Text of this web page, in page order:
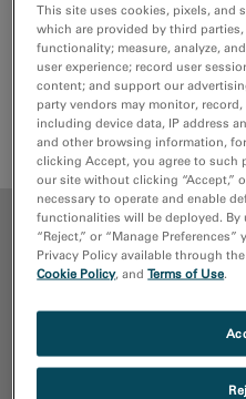
TEM、SEM試料および試料
ミネーションを除去する次
見積もり依頼
メリット
メディアライブラリ
This site uses cookies, pixels, and
which are provided by third
functionality; measure, analyze,
user experience; record user
content; and support our
party vendors may monitor,
including device data, IP address
and other browsing information,
clicking Accept, you agree to
our site without clicking “Accept,”
necessary to operate and enable
functionalities will be deployed. By
“Reject,” or “Manage
Privacy Policy available through
Cookie Policy, andTerms of Use.